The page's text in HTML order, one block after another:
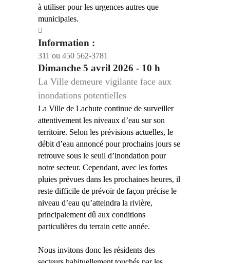
à utiliser pour les urgences autres que
municipales.
Information :
311 ou 450 562-3781
Dimanche 5 avril 2026 - 10 h
La Ville demeure vigilante face aux
inondations potentielles
La Ville de Lachute continue de surveiller
attentivement les niveaux d’eau sur son
territoire. Selon les prévisions actuelles, le
débit d’eau annoncé pour prochains jours se
retrouve sous le seuil d’inondation pour
notre secteur. Cependant, avec les fortes
pluies prévues dans les prochaines heures, il
reste difficile de prévoir de façon précise le
niveau d’eau qu’atteindra la rivière,
principalement dû aux conditions
particulières du terrain cette année.
Nous invitons donc les résidents des